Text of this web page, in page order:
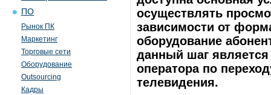
ПО
Рынок ПК
Маркетинг
Торговые сети
Оборудование
Outsourcing
Кадры
осуществлять
зависимости от
оборудование
данный шаг является
оператора по
телевидения.